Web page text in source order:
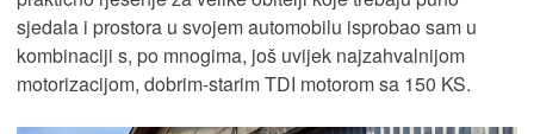
sjedala i prostora u svojem automobilu isprobao sam u
kombinaciji s, po mnogima, još uvijek najzahvalnijom
motorizacijom, dobrim-starim TDI motorom sa 150 KS.